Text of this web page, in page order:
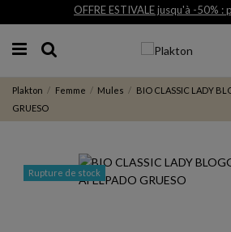
jusqu'à -50% : profitez en ☀️
Plakton Femme Mules
BIO CLASSIC LADY
GRUESO
Rupture de stock